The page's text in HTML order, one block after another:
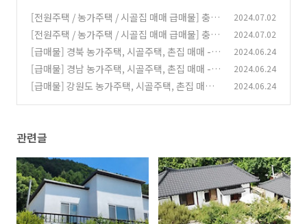
[전원주택 / 농가주택 / 시골집 매매 급매물] 충북
보은군 탄부면 / 충주시 대소원면 탄용리, 강원도
횡성군 강림면 강림리, 충남 태안군 태안읍 상옥
리, 경북 영천시 고경면 대성리
2024.07.02
[전원주택 / 농가주택 / 시골집 매매 급매물] 충남
공주시 탄천면 운곡리, 충북 괴산군 감물면 광전
리 / 제천시 수산면, 전북 익산시 춘포면 인수리,
전남 고흥군 동강면 대강리
2024.07.02
[급매물] 경북 농가주택, 시골주택, 촌집 매매 -
안동시 북후면 옹천리, 청도군 청도읍 평양리, 포
항시 북구 죽장면 합덕리, 영천시 고경면 대성리,
예천군 감천면 덕율리
2024.06.24
[급매물] 경남 농가주택, 시골주택, 촌집 매매 -
사천시 서포면 조도리, 고성군 고성읍, 의령군 칠
2024.06.24
[급매물] 강원도 농가주택, 시골주택, 촌집 매매 -
2024.06.24
관련글